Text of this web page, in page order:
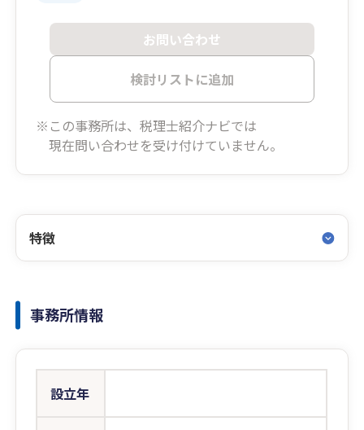
お問い合わせ
検討リストに追加
※この事務所は、税理士紹介ナビでは
現在問い合わせを受け付けていません。
特徴
事務所情報
設立年